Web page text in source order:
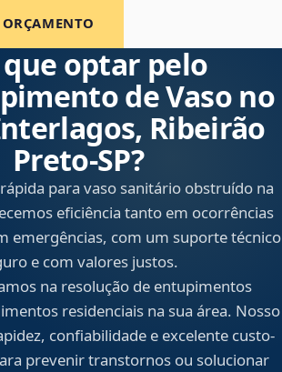
optar pelo
de Vaso no
Ribeirão
Preto‑SP?
para vaso sanitário obstruído na
eficiência tanto em ocorrências
emergências, com um suporte técnico
e com valores justos.
na resolução de entupimentos
residenciais na sua área. Nosso
confiabilidade e excelente custo-
prevenir transtornos ou solucionar